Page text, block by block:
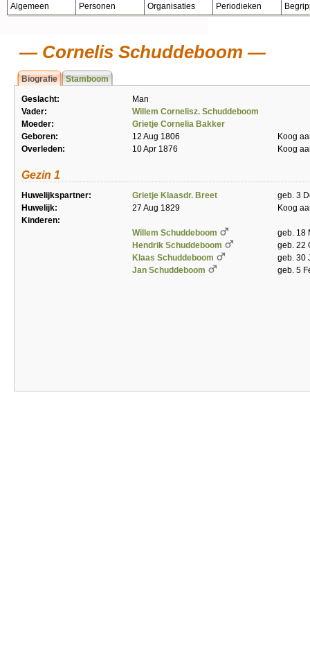
Algemeen Personen Organisaties Periodieken
Cornelis Schuddeboom
Biografie Stamboom
Geslacht:
Man
Vader:
Willem Cornelisz. Schuddeboom
Moeder:
Grietje Cornelia Bakker
Geboren:
12 Aug 1806
Koog
Overleden:
10 Apr 1876 Koog
Gezin 1
Huwelijkspartner: Grietje Klaasdr. Breet
geb. 3
Huwelijk:
27 Aug 1829
Koog
Kinderen:
Willem Schuddeboom
geb. 18
Hendrik Schuddeboom
geb. 22
Klaas Schuddeboom
geb. 30
Jan Schuddeboom
geb. 5